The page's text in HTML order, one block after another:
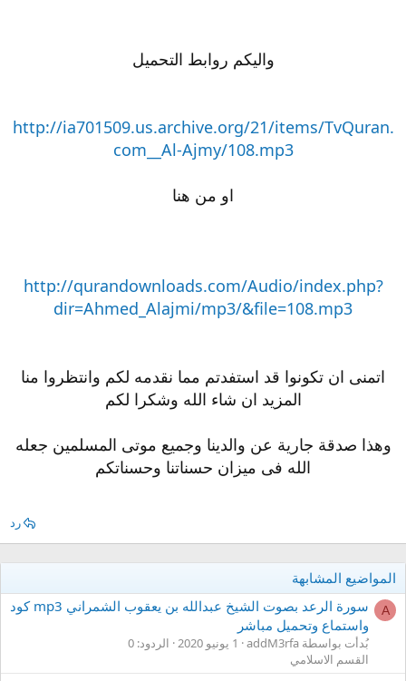
واليكم روابط التحميل
http://ia701509.us.archive.org/21/items/TvQuran.
com__Al-Ajmy/108.mp3
او من هنا
http://qurandownloads.com/Audio/index.php?
dir=Ahmed_Alajmi/mp3/&file=108.mp3
اتمنى ان تكونوا قد استفدتم مما نقدمه لكم وانتظروا منا
المزيد ان شاء الله وشكرا لكم
وهذا صدقة جارية عن والدينا وجميع موتى المسلمين جعله
الله فى ميزان حسناتنا وحسناتكم
رد
المواضيع المشابهة
A
سورة الرعد بصوت الشيخ عبدالله بن يعقوب الشمراني mp3 كود
واستماع وتحميل مباشر
بُدأت بواسطة addM3rfa 1 يونيو 2020
الردود: 0
القسم الاسلامي